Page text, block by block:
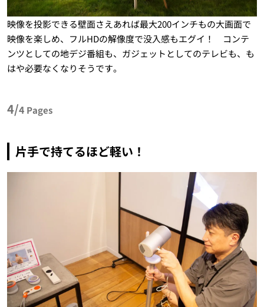
映像を投影できる壁面さえあれば最大200インチもの大画面で
映像を楽しめ、フルHDの解像度で没入感もエグイ！ コンテ
ンツとしての地デジ番組も、ガジェットとしてのテレビも、も
はや必要なくなりそうです。
4/4 Pages
片手で持てるほど軽い！